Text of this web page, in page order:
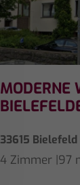
MODERNE
33615 Bielefeld
4 Zimmer |97